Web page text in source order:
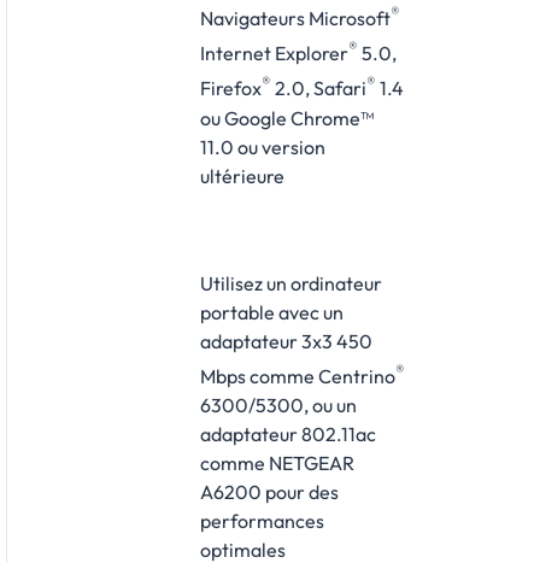
Navigateurs Microsoft®
Internet Explorer® 5.0,
Firefox® 2.0, Safari® 1.4
ou Google Chrome™
11.0 ou version
ultérieure
Utilisez un ordinateur
portable avec un
adaptateur 3x3 450
Mbps comme Centrino®
6300/5300, ou un
adaptateur 802.11ac
comme NETGEAR
A6200 pour des
performances
optimales